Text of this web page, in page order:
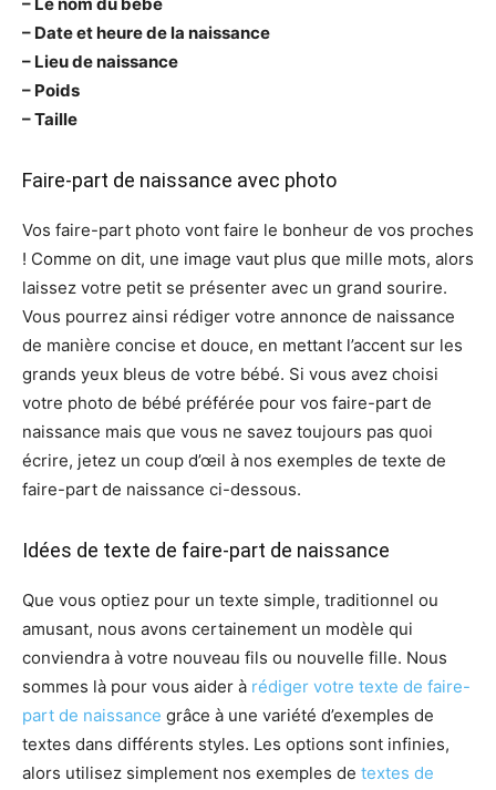
– Date et heure de la naissance
– Lieu de naissance
– Poids
– Taille
Faire-part de naissance avec photo
Vos faire-part photo vont faire le bonheur de vos proches
! Comme on dit, une image vaut plus que mille mots, alors
laissez votre petit se présenter avec un grand sourire.
Vous pourrez ainsi rédiger votre annonce de naissance
de manière concise et douce, en mettant l’accent sur les
grands yeux bleus de votre bébé. Si vous avez choisi
votre photo de bébé préférée pour vos faire-part de
naissance mais que vous ne savez toujours pas quoi
écrire, jetez un coup d’œil à nos exemples de texte de
faire-part de naissance ci-dessous.
Idées de texte de faire-part de naissance
Que vous optiez pour un texte simple, traditionnel ou
amusant, nous avons certainement un modèle qui
conviendra à votre nouveau fils ou nouvelle fille. Nous
sommes là pour vous aider à rédiger votre texte de faire-
part de naissance grâce à une variété d’exemples de
textes dans différents styles. Les options sont infinies,
alors utilisez simplement nos exemples de textes de